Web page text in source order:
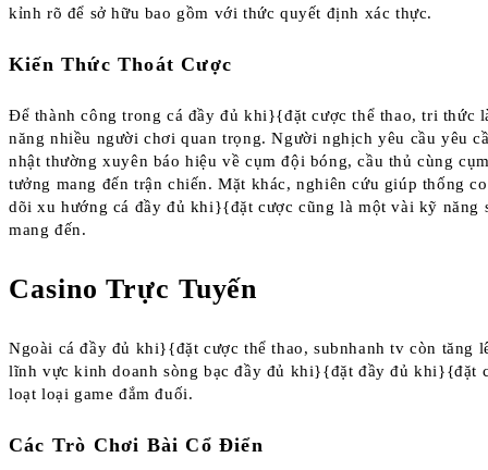
kỉnh rõ để sở hữu bao gồm với thức quyết định xác thực.
Kiến Thức Thoát Cược
Để thành công trong cá đầy đủ khi}{đặt cược thể thao, tri thức
năng nhiều người chơi quan trọng. Người nghịch yêu cầu yêu
nhật thường xuyên báo hiệu về cụm đội bóng, cầu thủ cùng
tưởng mang đến trận chiến. Mặt khác, nghiên cứu giúp thống
dõi xu hướng cá đầy đủ khi}{đặt cược cũng là một vài kỹ năng
mang đến.
Casino Trực Tuyến
Ngoài cá đầy đủ khi}{đặt cược thể thao, subnhanh tv còn tăng
lĩnh vực kinh doanh sòng bạc đầy đủ khi}{đặt đầy đủ khi}{đặt
loạt loại game đắm đuối.
Các Trò Chơi Bài Cổ Điển